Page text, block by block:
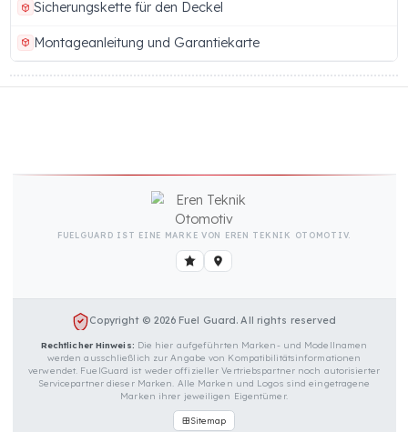
KRAFTSTOFFTANK-SICHERHEITSSCHLOSS (MIT
ALUMINIUM-GEWINDEKAPPE) PAKETINHALT
1 Stück Fuel Guard FG-70/2.DT.KP.175
Schutzring für die Feststellschraube
Sicherungskette für den Deckel
Montageanleitung und Garantiekarte